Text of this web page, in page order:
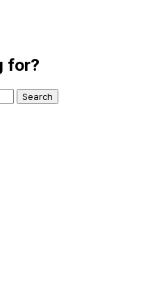
for?
Search